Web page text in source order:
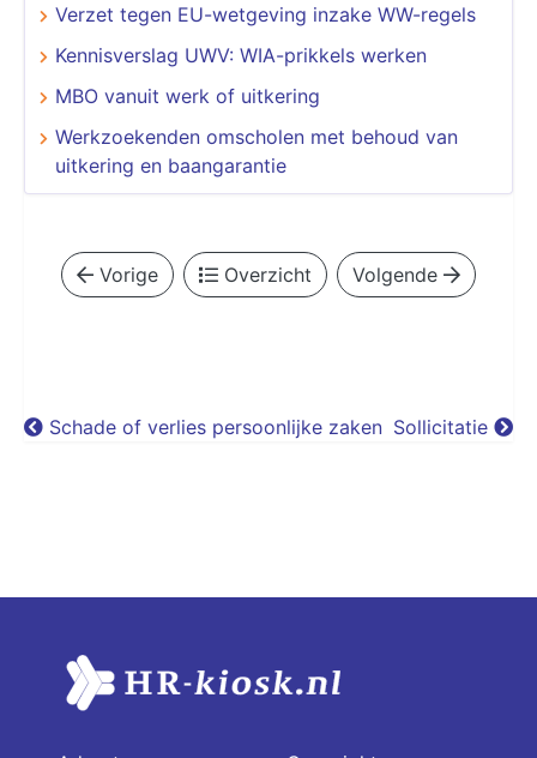
Verzet tegen EU-wetgeving inzake WW-regels
Kennisverslag UWV: WIA-prikkels werken
MBO vanuit werk of uitkering
Werkzoekenden omscholen met behoud van
uitkering en baangarantie
Vorige Overzicht Volgende
Schade of verlies persoonlijke zaken Sollicitatie